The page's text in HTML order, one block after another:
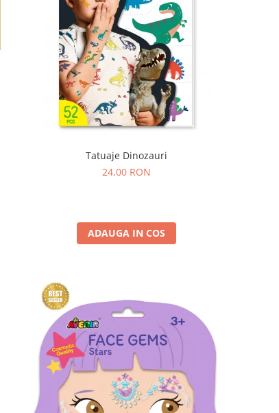
Tatuaje Dinozauri
24,00 RON
ADAUGA IN COS